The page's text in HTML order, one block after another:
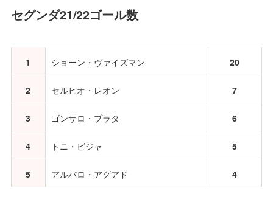
セグンダ21/22ゴール数
1 ショーン・ヴァイズマン 20
2 セルヒオ・レオン 7
3 ゴンサロ・プラタ 6
4 トニ・ビジャ 5
5 アルバロ・アグアド 4